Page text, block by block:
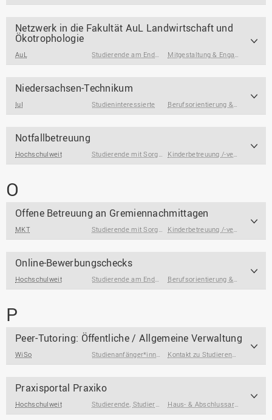
Netzwerk in die Fakultät AuL Landwirtschaft und
Ökotrophologie
AuL Studierende am Ende des Studiums ,Absolvent*innen
Mitgestaltung & Engagement
Niedersachsen-Technikum
IuI Studieninteressierte Berufsorientierung & Profilbildung
Notfallbetreuung
Hochschulweit Studierende mit Sorgeverantwortung Kinderbetreuung /-versorgung
O
Offene Betreuung an Gremiennachmittagen
MKT Studierende mit Sorgeverantwortung Kinderbetreuung /-versorgung
Online-Bewerbungschecks
Hochschulweit Studierende am Ende des Studiums ,Studierende
Berufsorientierung & Profilbildung
P
Peer-Tutoring: Öffentliche / Allgemeine Verwaltung
WiSo Studienanfänger*innen Kontakt zu Studierenden & Alumni
Praxisportal Praxiko
Hochschulweit Studierende, Studierende am Ende des Studiums Haus- & Abschlussarbeiten